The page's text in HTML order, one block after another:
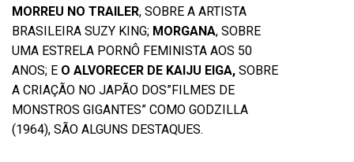
MORREU NO TRAILER, SOBRE A ARTISTA
BRASILEIRA SUZY KING; MORGANA, SOBRE
UMA ESTRELA PORNÔ FEMINISTA AOS 50
ANOS; E O ALVORECER DE KAIJU EIGA, SOBRE
A CRIAÇÃO NO JAPÃO DOS”FILMES DE
MONSTROS GIGANTES” COMO GODZILLA
(1964), SÃO ALGUNS DESTAQUES.